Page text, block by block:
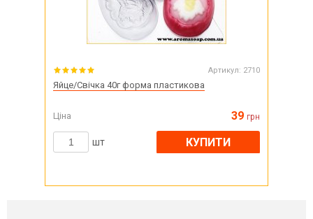
Артикул: 2710
Яйце/Свічка 40г форма пластикова
Ціна 39 грн
шт КУПИТИ